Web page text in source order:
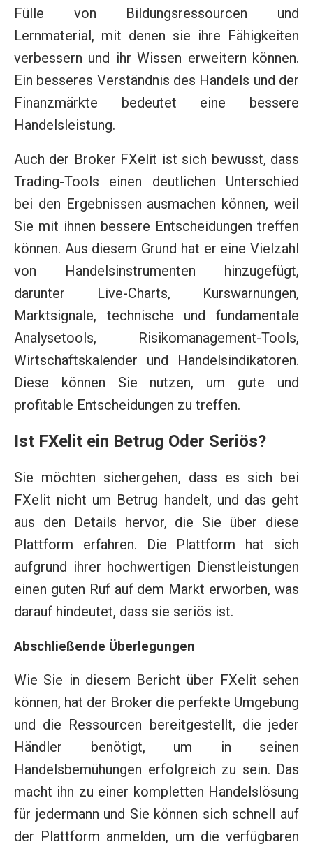
Fülle von Bildungsressourcen und
Lernmaterial, mit denen sie ihre Fähigkeiten
verbessern und ihr Wissen erweitern können.
Ein besseres Verständnis des Handels und der
Finanzmärkte bedeutet eine bessere
Handelsleistung.
Auch der Broker FXelit ist sich bewusst, dass
Trading-Tools einen deutlichen Unterschied
bei den Ergebnissen ausmachen können, weil
Sie mit ihnen bessere Entscheidungen treffen
können. Aus diesem Grund hat er eine Vielzahl
von Handelsinstrumenten hinzugefügt,
darunter Live-Charts, Kurswarnungen,
Marktsignale, technische und fundamentale
Analysetools, Risikomanagement-Tools,
Wirtschaftskalender und Handelsindikatoren.
Diese können Sie nutzen, um gute und
profitable Entscheidungen zu treffen.
Ist FXelit ein Betrug Oder Seriös?
Sie möchten sichergehen, dass es sich bei
FXelit nicht um Betrug handelt, und das geht
aus den Details hervor, die Sie über diese
Plattform erfahren. Die Plattform hat sich
aufgrund ihrer hochwertigen Dienstleistungen
einen guten Ruf auf dem Markt erworben, was
darauf hindeutet, dass sie seriös ist.
Abschließende Überlegungen
Wie Sie in diesem Bericht über FXelit sehen
können, hat der Broker die perfekte Umgebung
und die Ressourcen bereitgestellt, die jeder
Händler benötigt, um in seinen
Handelsbemühungen erfolgreich zu sein. Das
macht ihn zu einer kompletten Handelslösung
für jedermann und Sie können sich schnell auf
der Plattform anmelden, um die verfügbaren